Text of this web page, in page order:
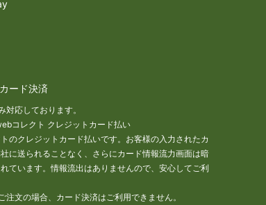
ード決済
対応しております。
のクレジットカード払いです。お客様の入力されたカ
に送られることなく、さらにカード情報流力画面は暗
ています。情報流出はありませんので、安心してご利
注文の場合、カード決済はご利用できません。